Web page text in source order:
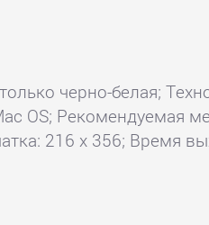
черно-белая;
OS; Рекомендуемая
216 x 356; Время